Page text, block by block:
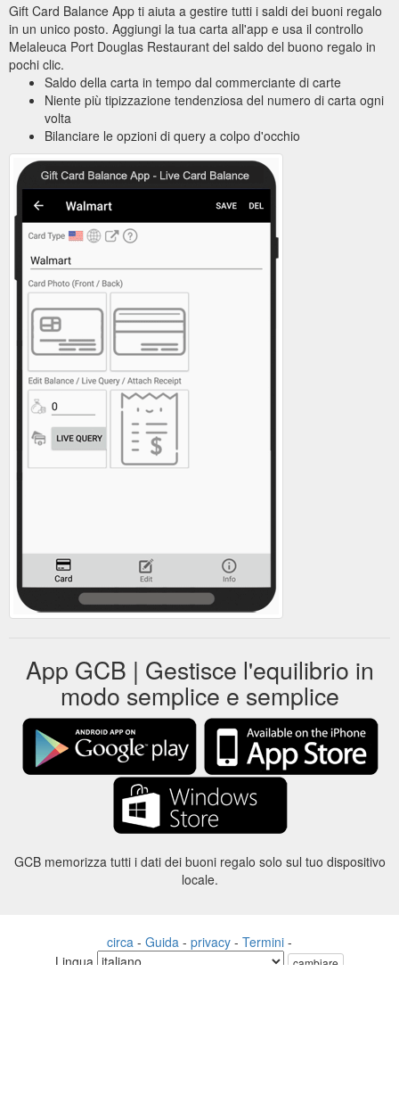
Gift Card Balance App ti aiuta a gestire tutti i saldi dei buoni regalo
in un unico posto. Aggiungi la tua carta all'app e usa il controllo
Melaleuca Port Douglas Restaurant del saldo del buono regalo in
pochi clic.
Saldo della carta in tempo dal commerciante di carte
Niente più tipizzazione tendenziosa del numero di carta ogni
volta
Bilanciare le opzioni di query a colpo d'occhio
App GCB | Gestisce l'equilibrio in
modo semplice e semplice
GCB memorizza tutti i dati dei buoni regalo solo sul tuo dispositivo
locale.
circa - Guida - privacy - Termini -
Lingua
cambiare